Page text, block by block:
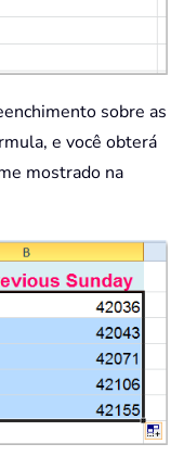
sobre as
e você obterá
mostrado na